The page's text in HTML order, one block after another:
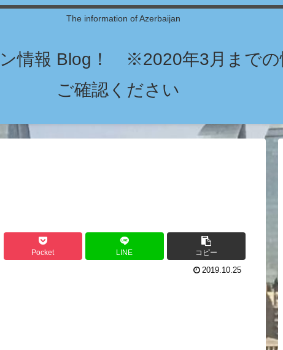
The information of Azerbaijan
情報 Blog！ ※2020年3月までの
ご確認ください
Pocket LINE コピー
2019.10.25